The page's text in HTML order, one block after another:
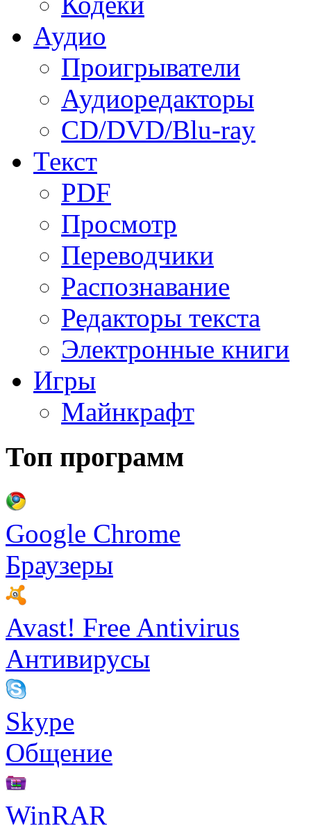
Аудио
Проигрыватели
Аудиоредакторы
CD/DVD/Blu-ray
Текст
PDF
Просмотр
Переводчики
Распознавание
Редакторы текста
Электронные книги
Игры
Майнкрафт
Топ программ
Google Chrome
Браузеры
Avast! Free Antivirus
Антивирусы
Skype
Общение
WinRAR